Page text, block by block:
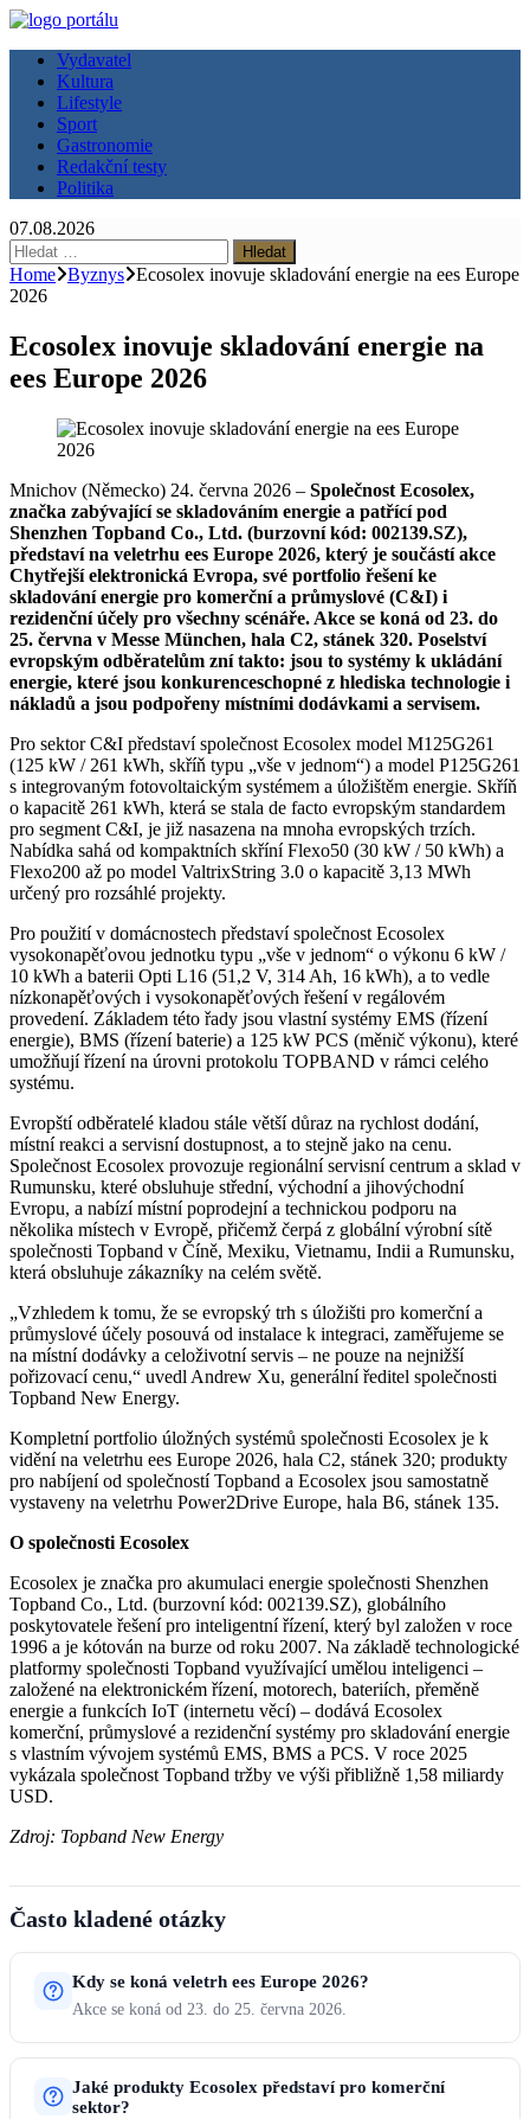
Vydavatel
Kultura
Lifestyle
Sport
Gastronomie
Redakční testy
Politika
07.08.2026
Vyhledávání
Home Byznys Ecosolex inovuje skladování energie na ees Europe
2026
Ecosolex inovuje skladování energie na
ees Europe 2026
Mnichov (Německo) 24. června 2026 – Společnost Ecosolex,
značka zabývající se skladováním energie a patřící pod
Shenzhen Topband Co., Ltd. (burzovní kód: 002139.SZ),
představí na veletrhu ees Europe 2026, který je součástí akce
Chytřejší elektronická Evropa, své portfolio řešení ke
skladování energie pro komerční a průmyslové (C&I) i
rezidenční účely pro všechny scénáře. Akce se koná od 23. do
25. června v Messe München, hala C2, stánek 320. Poselství
evropským odběratelům zní takto: jsou to systémy k ukládání
energie, které jsou konkurenceschopné z hlediska technologie i
nákladů a jsou podpořeny místními dodávkami a servisem.
Pro sektor C&I představí společnost Ecosolex model M125G261
(125 kW / 261 kWh, skříň typu „vše v jednom“) a model P125G261
s integrovaným fotovoltaickým systémem a úložištěm energie. Skříň
o kapacitě 261 kWh, která se stala de facto evropským standardem
pro segment C&I, je již nasazena na mnoha evropských trzích.
Nabídka sahá od kompaktních skříní Flexo50 (30 kW / 50 kWh) a
Flexo200 až po model ValtrixString 3.0 o kapacitě 3,13 MWh
určený pro rozsáhlé projekty.
Pro použití v domácnostech představí společnost Ecosolex
vysokonapěťovou jednotku typu „vše v jednom“ o výkonu 6 kW /
10 kWh a baterii Opti L16 (51,2 V, 314 Ah, 16 kWh), a to vedle
nízkonapěťových i vysokonapěťových řešení v regálovém
provedení. Základem této řady jsou vlastní systémy EMS (řízení
energie), BMS (řízení baterie) a 125 kW PCS (měnič výkonu), které
umožňují řízení na úrovni protokolu TOPBAND v rámci celého
systému.
Evropští odběratelé kladou stále větší důraz na rychlost dodání,
místní reakci a servisní dostupnost, a to stejně jako na cenu.
Společnost Ecosolex provozuje regionální servisní centrum a sklad v
Rumunsku, které obsluhuje střední, východní a jihovýchodní
Evropu, a nabízí místní poprodejní a technickou podporu na
několika místech v Evropě, přičemž čerpá z globální výrobní sítě
společnosti Topband v Číně, Mexiku, Vietnamu, Indii a Rumunsku,
která obsluhuje zákazníky na celém světě.
„Vzhledem k tomu, že se evropský trh s úložišti pro komerční a
průmyslové účely posouvá od instalace k integraci, zaměřujeme se
na místní dodávky a celoživotní servis – ne pouze na nejnižší
pořizovací cenu,“ uvedl Andrew Xu, generální ředitel společnosti
Topband New Energy.
Kompletní portfolio úložných systémů společnosti Ecosolex je k
vidění na veletrhu ees Europe 2026, hala C2, stánek 320; produkty
pro nabíjení od společností Topband a Ecosolex jsou samostatně
vystaveny na veletrhu Power2Drive Europe, hala B6, stánek 135.
O společnosti Ecosolex
Ecosolex je značka pro akumulaci energie společnosti Shenzhen
Topband Co., Ltd. (burzovní kód: 002139.SZ), globálního
poskytovatele řešení pro inteligentní řízení, který byl založen v roce
1996 a je kótován na burze od roku 2007. Na základě technologické
platformy společnosti Topband využívající umělou inteligenci –
založené na elektronickém řízení, motorech, bateriích, přeměně
energie a funkcích IoT (internetu věcí) – dodává Ecosolex
komerční, průmyslové a rezidenční systémy pro skladování energie
s vlastním vývojem systémů EMS, BMS a PCS. V roce 2025
vykázala společnost Topband tržby ve výši přibližně 1,58 miliardy
USD.
Zdroj: Topband New Energy
Často kladené otázky
Kdy se koná veletrh ees Europe 2026?
Akce se koná od 23. do 25. června 2026.
Jaké produkty Ecosolex představí pro komerční
sektor?